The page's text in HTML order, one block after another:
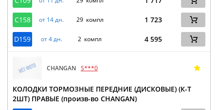
C158 от 14 дн. 29 компл 1 723
D159 от 4 дн. 2 компл 4 595
CHANGAN S***0
КОЛОДКИ ТОРМОЗНЫЕ ПЕРЕДНИЕ (ДИСКОВЫЕ) (К-Т
2ШТ) ПРАВЫЕ (произв-во CHANGAN)